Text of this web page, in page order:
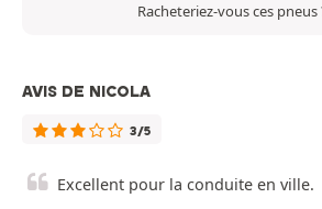
Racheteriez-vous ces pneus
AVIS DE NICOLA
3/5
Excellent pour la conduite en ville.